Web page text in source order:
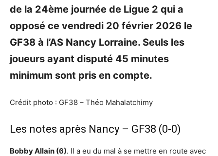
de la 24ème journée de Ligue 2 qui a
opposé ce vendredi 20 février 2026 le
GF38 à l’AS Nancy Lorraine. Seuls les
joueurs ayant disputé 45 minutes
minimum sont pris en compte.
Crédit photo : GF38 – Théo Mahalatchimy
Les notes après Nancy – GF38 (0-0)
Bobby Allain (6). Il a eu du mal à se mettre en route avec